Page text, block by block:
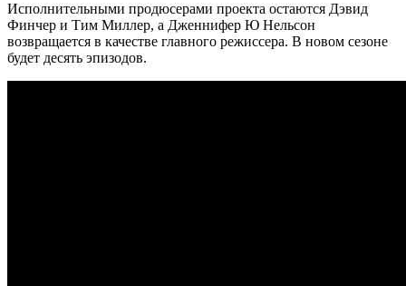
Исполнительными продюсерами проекта остаются Дэвид
Финчер и Тим Миллер, а Дженнифер Ю Нельсон
возвращается в качестве главного режиссера. В новом сезоне
будет десять эпизодов.